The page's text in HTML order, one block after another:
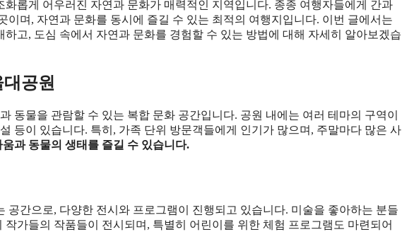
롭게 어우러진 자연과 문화가 매력적인 지역입니다. 종종 여행자들에게 간과
이며, 자연과 문화를 동시에 즐길 수 있는 최적의 여행지입니다. 이번 글에서는
고, 도심 속에서 자연과 문화를 경험할 수 있는 방법에 대해 자세히 알아보겠습
공원
동물을 관람할 수 있는 복합 문화 공간입니다. 공원 내에는 여러 테마의 구역이
등이 있습니다. 특히, 가족 단위 방문객들에게 인기가 많으며, 주말마다 많은 사
과 동물의 생태를 즐길 수 있습니다.
공간으로, 다양한 전시와 프로그램이 진행되고 있습니다. 미술을 좋아하는 분들
가들의 작품들이 전시되며, 특별히 어린이를 위한 체험 프로그램도 마련되어